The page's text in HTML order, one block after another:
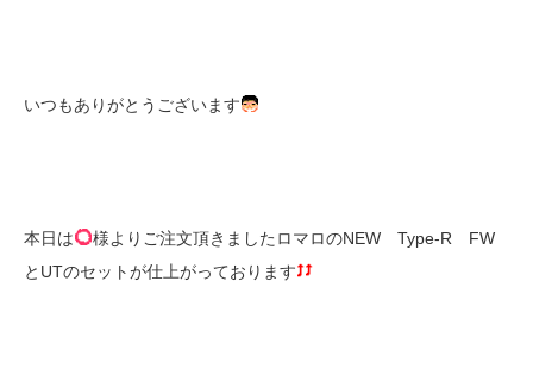
いつもありがとうございます
本日は
様よりご注文頂きましたロマロのNEW Type-R FW
とUTのセットが仕上がっております